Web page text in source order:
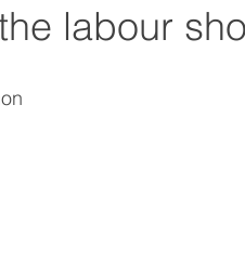
labour